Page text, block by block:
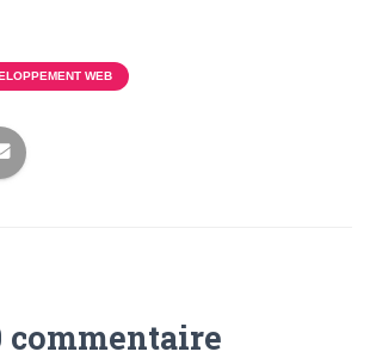
WEB
commentaire